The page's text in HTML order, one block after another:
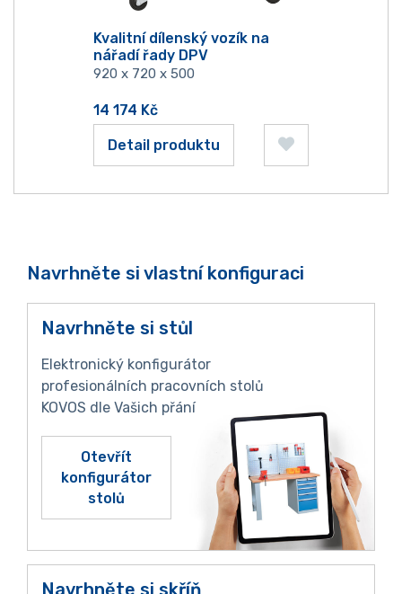
Kvalitní dílenský vozík na
nářadí řady DPV
920 x 720 x 500
14 174 Kč
Detail produktu
Navrhněte si vlastní konfiguraci
Navrhněte si stůl
Elektronický konfigurátor
profesionálních pracovních stolů
KOVOS dle Vašich přání
Otevřít
konfigurátor
stolů